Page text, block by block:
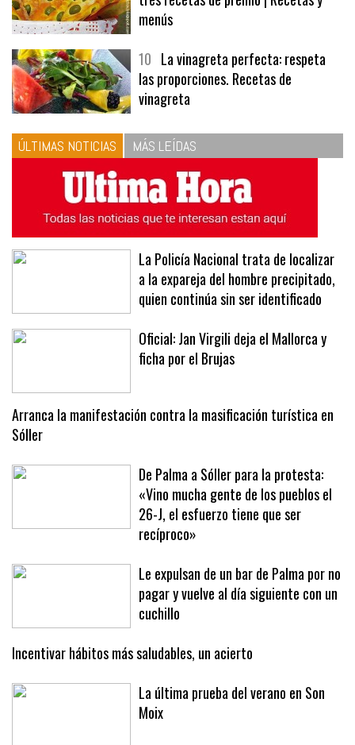
9Panecillos, gazpacho y bavarois,
tres recetas de premio | Recetas y
menús
10La vinagreta perfecta: respeta
las proporciones. Recetas de
vinagreta
ÚLTIMAS NOTICIAS MÁS LEÍDAS
La Policía Nacional trata de localizar
a la expareja del hombre precipitado,
quien continúa sin ser identificado
Oficial: Jan Virgili deja el Mallorca y
Arranca la manifestación contra la masificación turística en
Sóller
De Palma a Sóller para la protesta:
«Vino mucha gente de los pueblos el
26-J, el esfuerzo tiene que ser
recíproco»
Le expulsan de un bar de Palma por no
pagar y vuelve al día siguiente con un
cuchillo
Incentivar hábitos más saludables, un acierto
La última prueba del verano en Son